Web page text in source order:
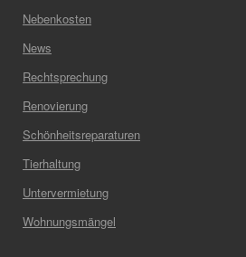
Nebenkosten
News
Rechtsprechung
Renovierung
Schönheitsreparaturen
Tierhaltung
Untervermietung
Wohnungsmängel